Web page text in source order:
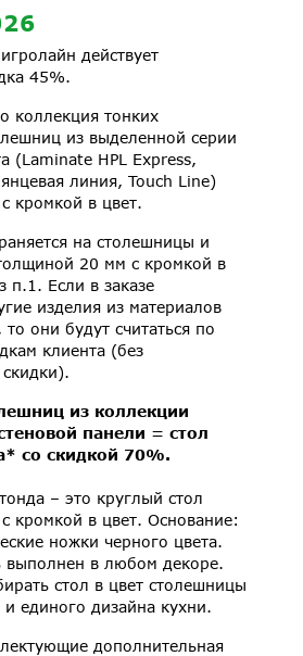
действует
45%.
коллекция тонких
из выделенной серии
(Laminate HPL Express,
линия, Touch Line)
кромкой в цвет.
на столешницы и
20 мм с кромкой в
п.1. Если в заказе
изделия из материалов
они будут считаться по
клиента (без
из коллекции
панели = стол
со скидкой 70%.
– это круглый стол
кромкой в цвет. Основание:
ножки черного цвета.
выполнен в любом декоре.
стол в цвет столешницы
единого дизайна кухни.
дополнительная